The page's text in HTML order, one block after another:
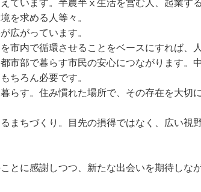
ています。半農半ⅹ生活を営む人、起業する
を求める人等々。
広がっています。
市内で循環させることをベースにすれば、
市部で暮らす市民の安心につながります。
ちろん必要です。
らす。住み慣れた場所で、その存在を大切
まちづくり。目先の損得ではなく、広い視
とに感謝しつつ、新たな出会いを期待しな